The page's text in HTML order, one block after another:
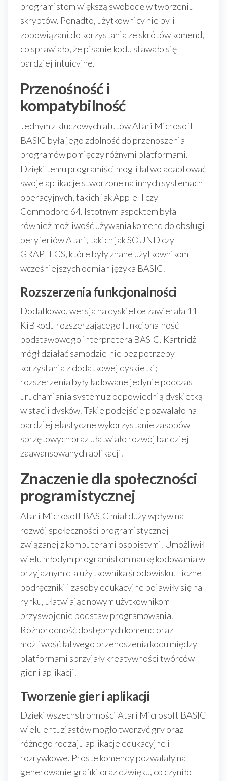
programistom większą swobodę w tworzeniu
skryptów. Ponadto, użytkownicy nie byli
zobowiązani do korzystania ze skrótów komend,
co sprawiało, że pisanie kodu stawało się
bardziej intuicyjne.
Przenośność i
kompatybilność
Jednym z kluczowych atutów Atari Microsoft
BASIC była jego zdolność do przenoszenia
programów pomiędzy różnymi platformami.
Dzięki temu programiści mogli łatwo adaptować
swoje aplikacje stworzone na innych systemach
operacyjnych, takich jak Apple II czy
Commodore 64. Istotnym aspektem była
również możliwość używania komend do obsługi
peryferiów Atari, takich jak SOUND czy
GRAPHICS, które były znane użytkownikom
wcześniejszych odmian języka BASIC.
Rozszerzenia funkcjonalności
Dodatkowo, wersja na dyskietce zawierała 11
KiB kodu rozszerzającego funkcjonalność
podstawowego interpretera BASIC. Kartridż
mógł działać samodzielnie bez potrzeby
korzystania z dodatkowej dyskietki;
rozszerzenia były ładowane jedynie podczas
uruchamiania systemu z odpowiednią dyskietką
w stacji dysków. Takie podejście pozwalało na
bardziej elastyczne wykorzystanie zasobów
sprzętowych oraz ułatwiało rozwój bardziej
zaawansowanych aplikacji.
Znaczenie dla społeczności
programistycznej
Atari Microsoft BASIC miał duży wpływ na
rozwój społeczności programistycznej
związanej z komputerami osobistymi. Umożliwił
wielu młodym programistom naukę kodowania w
przyjaznym dla użytkownika środowisku. Liczne
podręczniki i zasoby edukacyjne pojawiły się na
rynku, ułatwiając nowym użytkownikom
przyswojenie podstaw programowania.
Różnorodność dostępnych komend oraz
możliwość łatwego przenoszenia kodu między
platformami sprzyjały kreatywności twórców
gier i aplikacji.
Tworzenie gier i aplikacji
Dzięki wszechstronności Atari Microsoft BASIC
wielu entuzjastów mogło tworzyć gry oraz
różnego rodzaju aplikacje edukacyjne i
rozrywkowe. Proste komendy pozwalały na
generowanie grafiki oraz dźwięku, co czyniło